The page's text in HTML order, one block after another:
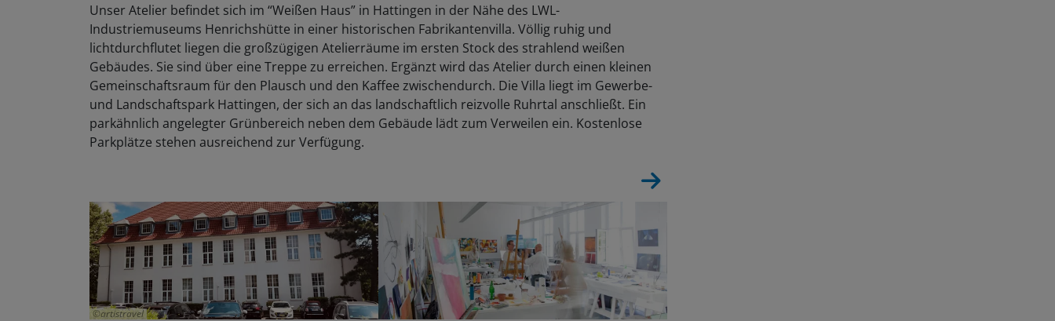
Unser Atelier befindet sich im “Weißen Haus” in Hattingen in der Nähe des LWL-
Industriemuseums Henrichshütte in einer historischen Fabrikantenvilla. Völlig ruhig und
lichtdurchflutet liegen die großzügigen Atelierräume im ersten Stock des strahlend weißen
Gebäudes. Sie sind über eine Treppe zu erreichen. Ergänzt wird das Atelier durch einen kleinen
Gemeinschaftsraum für den Plausch und den Kaffee zwischendurch. Die Villa liegt im Gewerbe-
und Landschaftspark Hattingen, der sich an das landschaftlich reizvolle Ruhrtal anschließt. Ein
parkähnlich angelegter Grünbereich neben dem Gebäude lädt zum Verweilen ein. Kostenlose
Parkplätze stehen ausreichend zur Verfügung.
artistravel